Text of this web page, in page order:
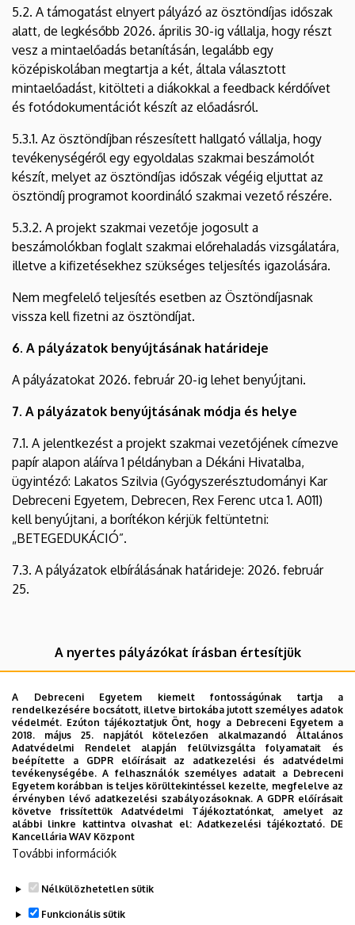
5.2. A támogatást elnyert pályázó az ösztöndíjas időszak
alatt, de legkésőbb 2026. április 30-ig vállalja, hogy részt
vesz a mintaelőadás betanításán, legalább egy
középiskolában megtartja a két, általa választott
mintaelőadást, kitölteti a diákokkal a feedback kérdőívet
és fotódokumentációt készít az előadásról.
5.3.1. Az ösztöndíjban részesített hallgató vállalja, hogy
tevékenységéről egy egyoldalas szakmai beszámolót
készít, melyet az ösztöndíjas időszak végéig eljuttat az
ösztöndíj programot koordináló szakmai vezető részére.
5.3.2. A projekt szakmai vezetője jogosult a
beszámolókban foglalt szakmai előrehaladás vizsgálatára,
illetve a kifizetésekhez szükséges teljesítés igazolására.
Nem megfelelő teljesítés esetben az Ösztöndíjasnak
vissza kell fizetni az ösztöndíjat.
6. A pályázatok benyújtásának határideje
A pályázatokat 2026. február 20-ig lehet benyújtani.
7. A pályázatok benyújtásának módja és helye
7.1. A jelentkezést a projekt szakmai vezetőjének címezve
papír alapon aláírva 1 példányban a Dékáni Hivatalba,
ügyintéző: Lakatos Szilvia (Gyógyszerésztudományi Kar
Debreceni Egyetem, Debrecen, Rex Ferenc utca 1. A011)
kell benyújtani, a borítékon kérjük feltüntetni:
„BETEGEDUKÁCIÓ”.
7.3. A pályázatok elbírálásának határideje: 2026. február
25.
A nyertes pályázókat írásban értesítjük
Jelentkezéshez letölthető:
PÁLYÁZATI KIÍRÁS
ADATLAP
FEEDBACK
A Debreceni Egyetem kiemelt fontosságúnak tartja a
rendelkezésére bocsátott, illetve birtokába jutott személyes adatok
védelmét. Ezúton tájékoztatjuk Önt, hogy a Debreceni Egyetem a
2018. május 25. napjától kötelezően alkalmazandó Általános
Adatvédelmi Rendelet alapján felülvizsgálta folyamatait és
beépítette a GDPR előírásait az adatkezelési és adatvédelmi
tevékenységébe. A felhasználók személyes adatait a Debreceni
Egyetem korábban is teljes körültekintéssel kezelte, megfelelve az
érvényben lévő adatkezelési szabályozásoknak. A GDPR előírásait
követve frissítettük Adatvédelmi Tájékoztatónkat, amelyet az
alábbi linkre kattintva olvashat el:Adatkezelési tájékoztató. DE
Kancellária WAV Központ
További információk
Nélkülözhetetlen sütik
Funkcionális sütik